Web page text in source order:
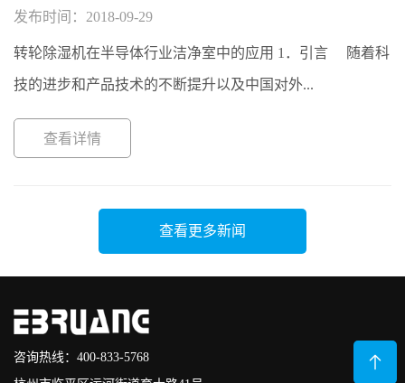
发布时间：2018-09-29
转轮除湿机在半导体行业洁净室中的应用 1．引言 随着科
技的进步和产品技术的不断提升以及中国对外...
查看详情
查看更多新闻
咨询热线：400-833-5768